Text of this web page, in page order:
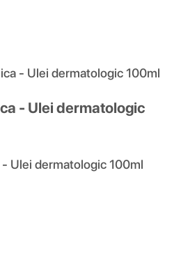
- Ulei dermatologic 100ml
- Ulei dermatologic